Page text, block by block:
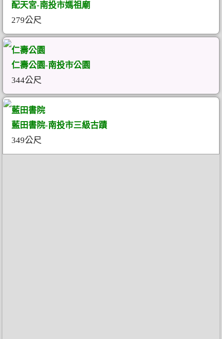
配天宮-南投市媽祖廟
279公尺
仁壽公園
仁壽公園-南投市公園
344公尺
藍田書院
藍田書院-南投市三級古蹟
349公尺